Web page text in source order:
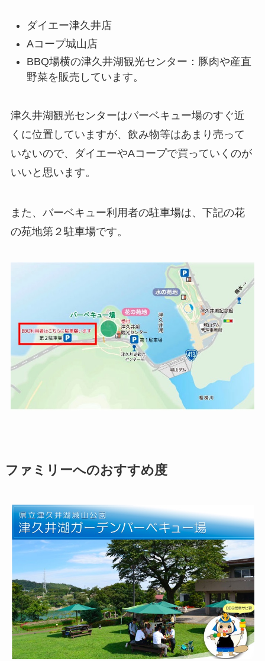
ダイエー津久井店
Aコープ城山店
BBQ場横の津久井湖観光センター：豚肉や産直
野菜を販売しています。
津久井湖観光センターはバーベキュー場のすぐ近
くに位置していますが、飲み物等はあまり売って
いないので、ダイエーやAコープで買っていくのが
いいと思います。
また、バーベキュー利用者の駐車場は、下記の花
の苑地第２駐車場です。
ファミリーへのおすすめ度